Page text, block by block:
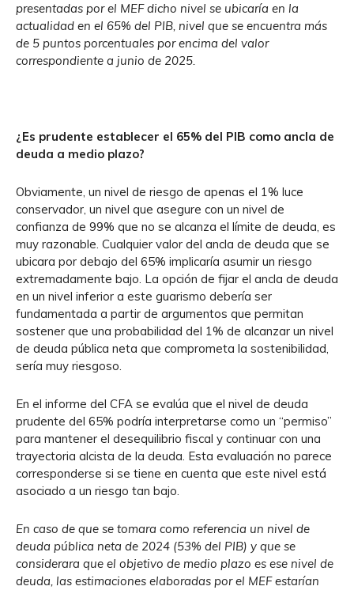
presentadas por el MEF dicho nivel se ubicaría en la
actualidad en el 65% del PIB, nivel que se encuentra más
de 5 puntos porcentuales por encima del valor
correspondiente a junio de 2025.
¿Es prudente establecer el 65% del PIB como ancla de
deuda a medio plazo?
Obviamente, un nivel de riesgo de apenas el 1% luce
conservador, un nivel que asegure con un nivel de
confianza de 99% que no se alcanza el límite de deuda, es
muy razonable. Cualquier valor del ancla de deuda que se
ubicara por debajo del 65% implicaría asumir un riesgo
extremadamente bajo. La opción de fijar el ancla de deuda
en un nivel inferior a este guarismo debería ser
fundamentada a partir de argumentos que permitan
sostener que una probabilidad del 1% de alcanzar un nivel
de deuda pública neta que comprometa la sostenibilidad,
sería muy riesgoso.
En el informe del CFA se evalúa que el nivel de deuda
prudente del 65% podría interpretarse como un “permiso”
para mantener el desequilibrio fiscal y continuar con una
trayectoria alcista de la deuda. Esta evaluación no parece
corresponderse si se tiene en cuenta que este nivel está
asociado a un riesgo tan bajo.
En caso de que se tomara como referencia un nivel de
deuda pública neta de 2024 (53% del PIB) y que se
considerara que el objetivo de medio plazo es ese nivel de
deuda, las estimaciones elaboradas por el MEF estarían